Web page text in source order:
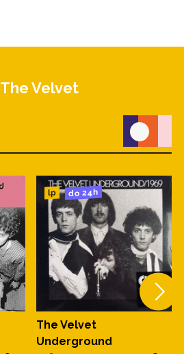
The Velvet
lp do 24h
The Velvet
Underground